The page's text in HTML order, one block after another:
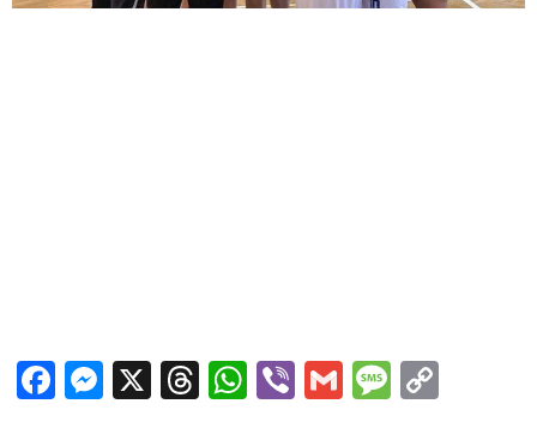
Facebook
Messenger
X Threads
WhatsApp
ViberGmail